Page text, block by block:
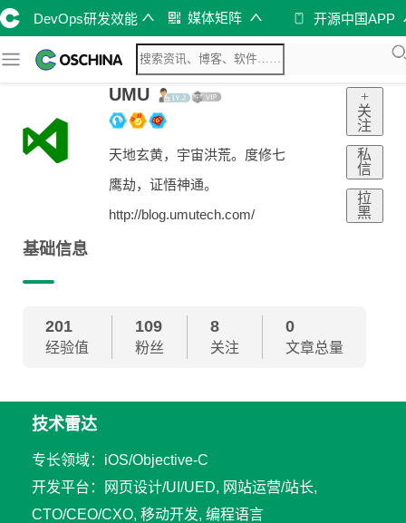
DevOps研发效能 媒体矩阵 开源中国APP
UMU
天地玄黄，宇宙洪荒。度修七
鹰劫，证悟神通。
http://blog.umutech.com/
+
关
注
私
信
拉
黑
基础信息
201
经验值
109
粉丝
8
关注
0
文章总量
技术雷达
专长领域：iOS/Objective-C
开发平台：网页设计/UI/UED, 网站运营/站长,
CTO/CEO/CXO, 移动开发, 编程语言